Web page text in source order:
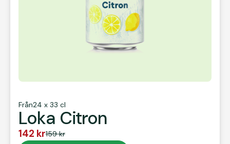
Från24 x 33 cl
Loka Citron
142 kr159 kr